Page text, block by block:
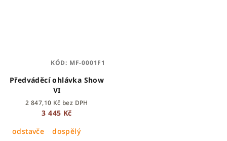
Předváděcí ohlávka Show
VI
2 847,10 Kč bez DPH
3 445 Kč
odstavče
dospělý
KÓD: MF-0001F1